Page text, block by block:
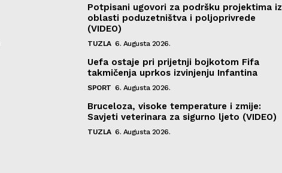
Potpisani ugovori za podršku projektima iz
oblasti poduzetništva i poljoprivrede
(VIDEO)
TUZLA 6. Augusta 2026.
Uefa ostaje pri prijetnji bojkotom Fifa
takmičenja uprkos izvinjenju Infantina
SPORT 6. Augusta 2026.
Bruceloza, visoke temperature i zmije:
Savjeti veterinara za sigurno ljeto (VIDEO)
TUZLA 6. Augusta 2026.